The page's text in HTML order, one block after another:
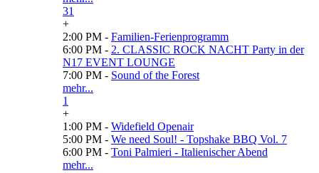
31
+
2:00 PM - Familien-Ferienprogramm
6:00 PM - 2. CLASSIC ROCK NACHT Party in der
N17 EVENT LOUNGE
7:00 PM - Sound of the Forest
mehr...
1
+
1:00 PM - Widefield Openair
5:00 PM - We need Soul! - Topshake BBQ Vol. 7
6:00 PM - Toni Palmieri - Italienischer Abend
mehr...